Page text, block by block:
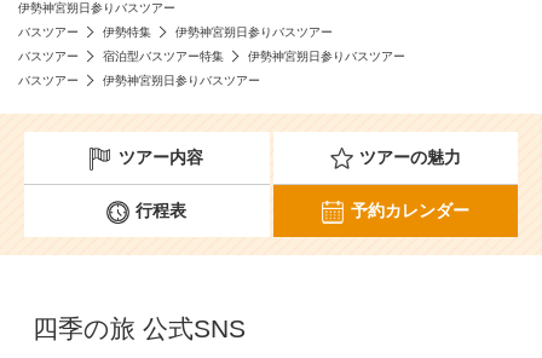
伊勢神宮朔日参りバスツアー
バスツアー
伊勢特集
伊勢神宮朔日参りバスツアー
バスツアー
宿泊型バスツアー特集
伊勢神宮朔日参りバスツアー
バスツアー
伊勢神宮朔日参りバスツアー
ツアー内容 ツアーの魅力
行程表 予約カレンダー
四季の旅 公式SNS